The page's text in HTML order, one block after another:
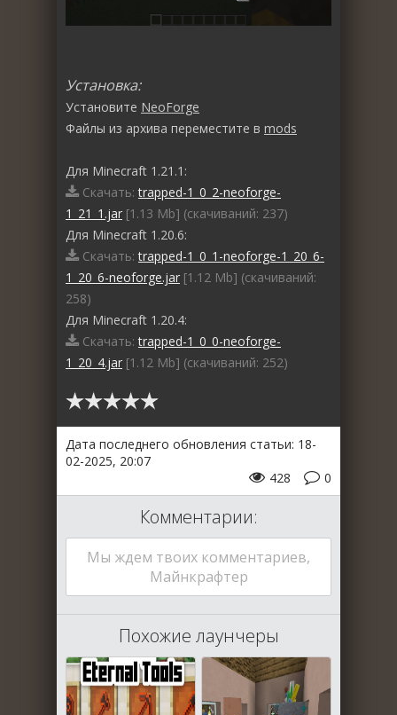
Установка:
Установите NeoForge
Файлы из архива переместите в mods
Для Minecraft 1.21.1:
Скачать:trapped-1_0_2-neoforge-
1_21_1.jar [1.13 Mb] (cкачиваний: 237)
Для Minecraft 1.20.6:
Скачать:trapped-1_0_1-neoforge-1_20_6-
1_20_6-neoforge.jar [1.12 Mb] (cкачиваний:
258)
Для Minecraft 1.20.4:
Скачать:trapped-1_0_0-neoforge-
1_20_4.jar [1.12 Mb] (cкачиваний: 252)
Дата последнего обновления статьи: 18-
02-2025, 20:07
0
428
Комментарии:
Мы ждем твоих комментариев,
Майнкрафтер
Похожие лаунчеры